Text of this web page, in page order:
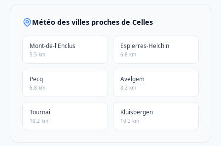
Météo des villes proches de Celles
Mont-de-l'Enclus
5.5 km
Espierres-Helchin
6.8 km
Pecq
6.8 km
Avelgem
8.2 km
Tournai
10.2 km
Kluisbergen
10.2 km